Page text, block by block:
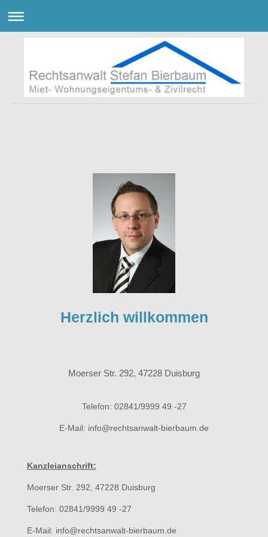
Herzlich willkommen
Moerser Str. 292, 47228 Duisburg
Telefon: 02841/9999 49 -27
E-Mail: info@rechtsanwalt-bierbaum.de
Kanzleianschrift:
Moerser Str. 292, 47228 Duisburg
Telefon: 02841/9999 49 -27
E-Mail: info@rechtsanwalt-bierbaum.de